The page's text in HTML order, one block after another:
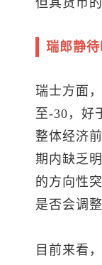
但其货币
瑞郎静
瑞士方面
至-30，好
整体经济
期内缺乏
的方向性
是否会调
目前来看